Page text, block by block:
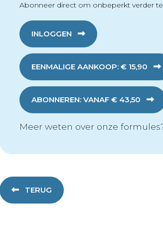
Abonneer direct om onbeperkt verder te
INLOGGEN
EENMALIGE AANKOOP: € 15,90
ABONNEREN: VANAF € 43,50
Meer weten over onze
TERUG